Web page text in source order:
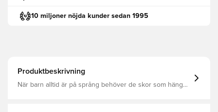
10 miljoner nöjda kunder sedan 1995
Produktbeskrivning
När barn alltid är på språng behöver de skor som hänger